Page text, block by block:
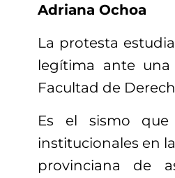
Adriana Ochoa
La protesta
legítima ante
Facultad de
Es el sismo
institucionales en
provinciana de